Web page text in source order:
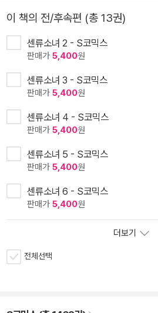
이 책의 전/후속편 (총 13권)
센류소녀 2 - S코믹스
판매가 5,400원
센류소녀 3 - S코믹스
판매가 5,400원
센류소녀 4 - S코믹스
판매가 5,400원
센류소녀 5 - S코믹스
판매가 5,400원
센류소녀 6 - S코믹스
판매가 5,400원
더보기
전체선택